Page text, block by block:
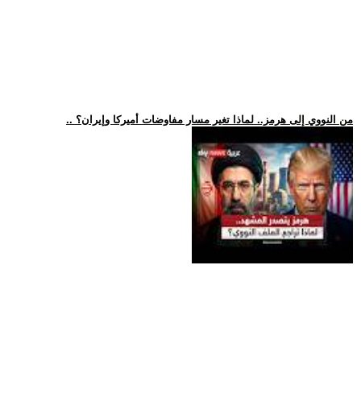
.. من النووي إلى هرمز.. لماذا تغير مسار مفاوضات أميركا وإيران؟